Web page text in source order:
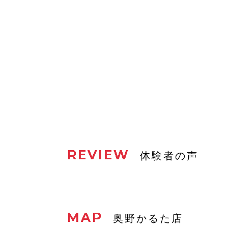
REVIEW 体験者の声
MAP 奥野かるた店